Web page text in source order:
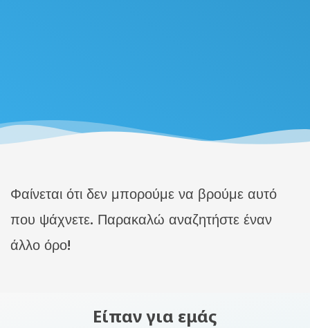
Φαίνεται ότι δεν μπορούμε να βρούμε αυτό
που ψάχνετε. Παρακαλώ αναζητήστε έναν
άλλο όρο!
Είπαν για εμάς